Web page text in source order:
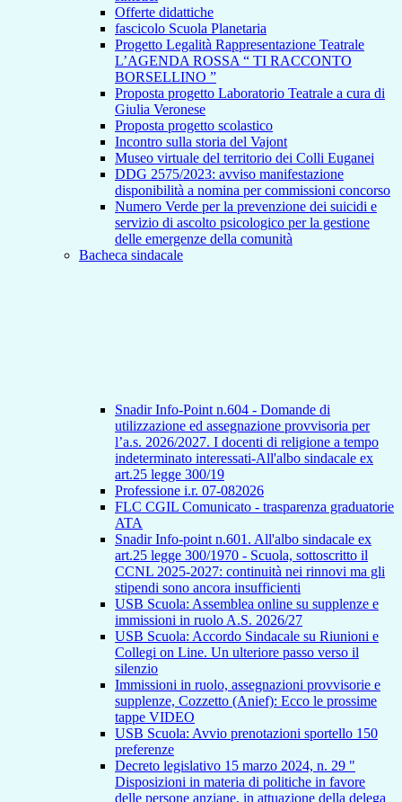
Offerte didattiche
fascicolo Scuola Planetaria
Progetto Legalità Rappresentazione Teatrale
L’AGENDA ROSSA “ TI RACCONTO
BORSELLINO ”
Proposta progetto Laboratorio Teatrale a cura di
Giulia Veronese
Proposta progetto scolastico
Incontro sulla storia del Vajont
Museo virtuale del territorio dei Colli Euganei
DDG 2575/2023: avviso manifestazione
disponibilità a nomina per commissioni concorso
Numero Verde per la prevenzione dei suicidi e
servizio di ascolto psicologico per la gestione
delle emergenze della comunità
Bacheca sindacale
Snadir Info-Point n.604 - Domande di
utilizzazione ed assegnazione provvisoria per
l’a.s. 2026/2027. I docenti di religione a tempo
indeterminato interessati-All'albo sindacale ex
art.25 legge 300/19
Professione i.r. 07-082026
FLC CGIL Comunicato - trasparenza graduatorie
ATA
Snadir Info-point n.601. All'albo sindacale ex
art.25 legge 300/1970 - Scuola, sottoscritto il
CCNL 2025-2027: continuità nei rinnovi ma gli
stipendi sono ancora insufficienti
USB Scuola: Assemblea online su supplenze e
immissioni in ruolo A.S. 2026/27
USB Scuola: Accordo Sindacale su Riunioni e
Collegi on Line. Un ulteriore passo verso il
silenzio
Immissioni in ruolo, assegnazioni provvisorie e
supplenze, Cozzetto (Anief): Ecco le prossime
tappe VIDEO
USB Scuola: Avvio prenotazioni sportello 150
preferenze
Decreto legislativo 15 marzo 2024, n. 29 "
Disposizioni in materia di politiche in favore
delle persone anziane, in attuazione della delega